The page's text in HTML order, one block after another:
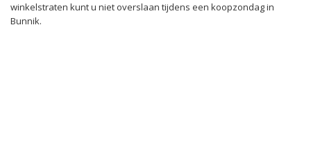
winkelstraten kunt u niet overslaan tijdens een koopzondag in
Bunnik.